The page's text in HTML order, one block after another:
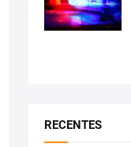
RECENTES